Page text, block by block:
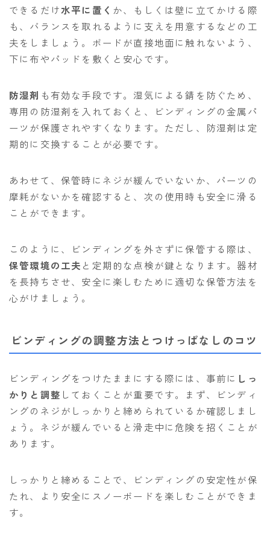
できるだけ水平に置く か、もしくは壁に立てかける際
も、バランスを取れるように支えを用意するなどの工
夫をしましょう。ボードが直接地面に触れないよう、
下に布やパッドを敷くと安心です。
防湿剤 も有効な手段です。湿気による錆を防ぐため、
専用の防湿剤を入れておくと、ビンディングの金属パ
ーツが保護されやすくなります。ただし、防湿剤は定
期的に交換することが必要です。
あわせて、保管時にネジが緩んでいないか、パーツの
摩耗がないかを確認すると、次の使用時も安全に滑る
ことができます。
このように、ビンディングを外さずに保管する際は、
保管環境の工夫 と定期的な点検が鍵となります。器材
を長持ちさせ、安全に楽しむために適切な保管方法を
心がけましょう。
ビンディングの調整方法とつけっぱなしのコツ
ビンディングをつけたままにする際には、事前に しっ
かりと調整 しておくことが重要です。まず、ビンディ
ングのネジがしっかりと締められているか確認しまし
ょう。ネジが緩んでいると滑走中に危険を招くことが
あります。
しっかりと締めることで、ビンディングの安定性が保
たれ、より安全にスノーボードを楽しむことができま
す。